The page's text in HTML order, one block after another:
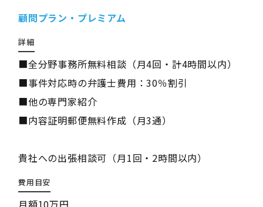
顧問プラン・プレミアム
詳細
■全分野事務所無料相談（月4回・計4時間以内）
■事件対応時の弁護士費用：30％割引
■他の専門家紹介
■内容証明郵便無料作成（月3通）
貴社への出張相談可（月1回・2時間以内）
費用目安
月額10万円